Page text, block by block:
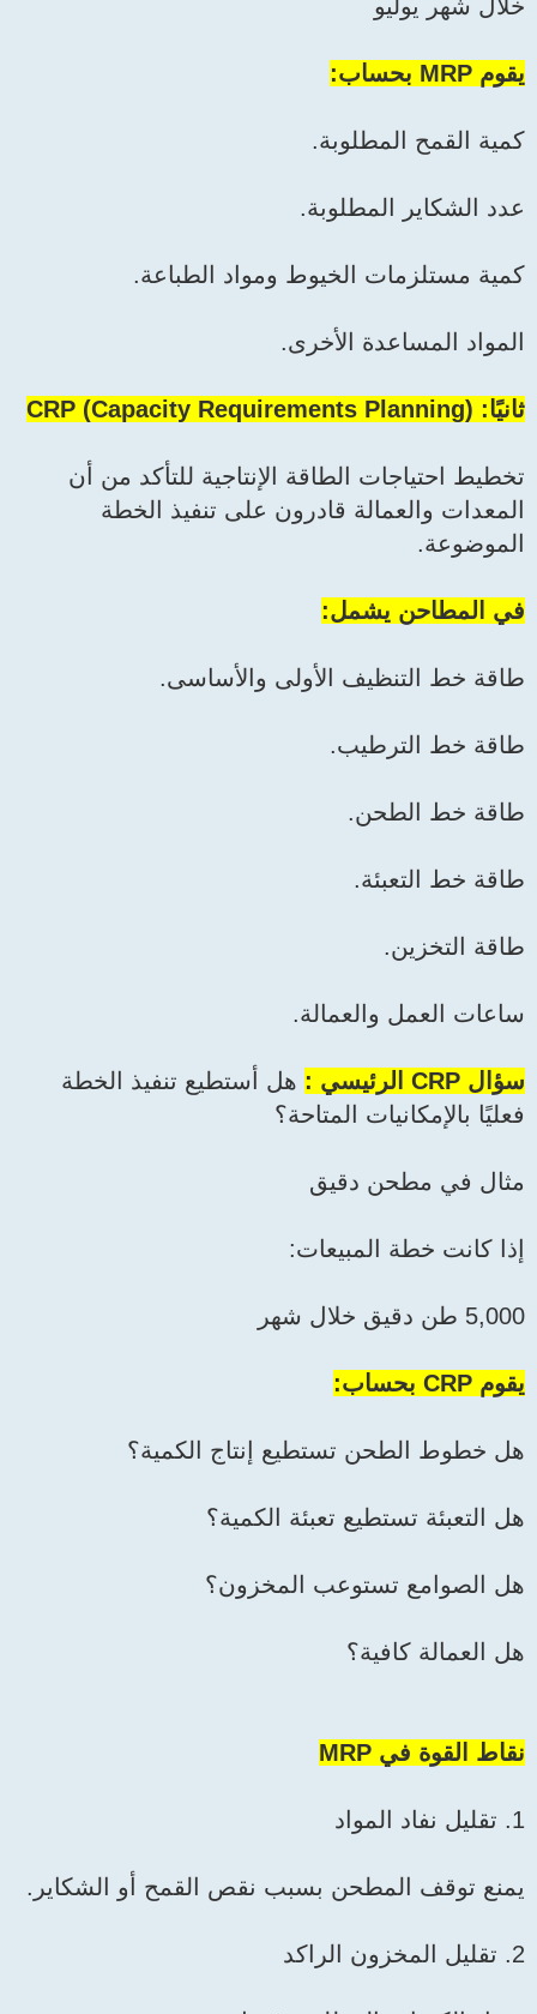
خلال شهر يوليو
يقوم MRP بحساب:
كمية القمح المطلوبة.
عدد الشكاير المطلوبة.
كمية مستلزمات الخيوط ومواد الطباعة.
المواد المساعدة الأخرى.
ثانيًا: CRP (Capacity Requirements Planning)
تخطيط احتياجات الطاقة الإنتاجية للتأكد من أن
المعدات والعمالة قادرون على تنفيذ الخطة
الموضوعة.
في المطاحن يشمل:
طاقة خط التنظيف الأولى والأساسى.
طاقة خط الترطيب.
طاقة خط الطحن.
طاقة خط التعبئة.
طاقة التخزين.
ساعات العمل والعمالة.
سؤال CRP الرئيسي :
هل أستطيع تنفيذ الخطة
فعليًا بالإمكانيات المتاحة؟
مثال في مطحن دقيق
إذا كانت خطة المبيعات:
5,000 طن دقيق خلال شهر
يقوم CRP بحساب:
هل خطوط الطحن تستطيع إنتاج الكمية؟
هل التعبئة تستطيع تعبئة الكمية؟
هل الصوامع تستوعب المخزون؟
هل العمالة كافية؟
نقاط القوة في MRP
1. تقليل نفاد المواد
يمنع توقف المطحن بسبب نقص القمح أو الشكاير.
2. تقليل المخزون الراكد